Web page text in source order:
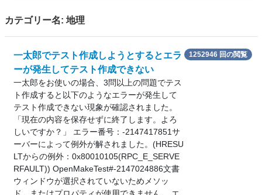
カテゴリー名: 地理
一太郎でテスト作成しようとするとエラ
ーが発生してテスト作成できない
一太郎をお使いの場合、3問以上の問題でテス
ト作成すると以下のようなエラーが発生して
テスト作成できない現象が確認されました。
「現在の内容を保存せずに終了します。よろ
しいですか？」 エラー番号：-2147417851サ
ーバーによって例外が解されました。(HRESU
LTからの例外：0x80010105(RPC_E_SERVE
RFAULT)) OpenMakeTest#-2147024886文書
ウィンドウが選択されていないためメソッ
1252946 回の閲覧